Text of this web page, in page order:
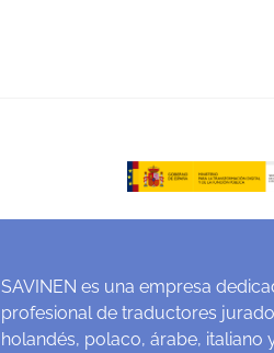
SAVINEN es una empresa
profesional de traductores
holandés, polaco, árabe, italiano